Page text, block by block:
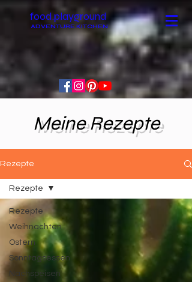
food.playground
ADVENTURE KITCHEN
Meine Rezepte
Rezepte
Rezepte
Weihnachten
Ostern
Sonntagsessen
Nachspeisen
Rezepte